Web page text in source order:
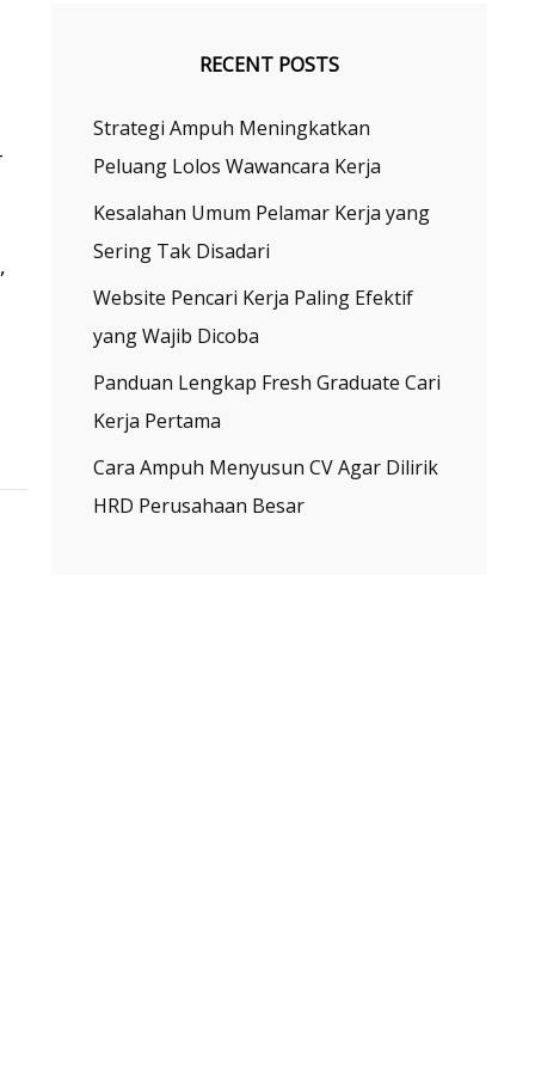
RECENT POSTS
Strategi Ampuh Meningkatkan
Peluang Lolos Wawancara Kerja
Kesalahan Umum Pelamar Kerja yang
Sering Tak Disadari
Website Pencari Kerja Paling Efektif
yang Wajib Dicoba
Panduan Lengkap Fresh Graduate Cari
Kerja Pertama
Cara Ampuh Menyusun CV Agar Dilirik
HRD Perusahaan Besar